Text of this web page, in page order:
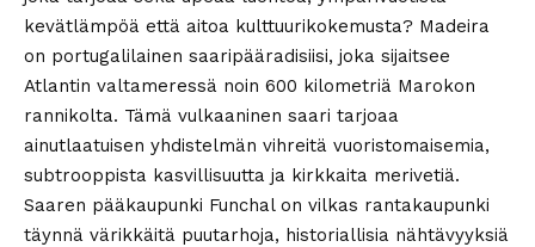
kevätlämpöä että aitoa kulttuurikokemusta? Madeira
on portugalilainen saaripääradisiisi, joka sijaitsee
Atlantin valtameressä noin 600 kilometriä Marokon
rannikolta. Tämä vulkaaninen saari tarjoaa
ainutlaatuisen yhdistelmän vihreitä vuoristomaisemia,
subtrooppista kasvillisuutta ja kirkkaita merivetiä.
Saaren pääkaupunki Funchal on vilkas rantakaupunki
täynnä värikkäitä puutarhoja, historiallisia nähtävyyksiä